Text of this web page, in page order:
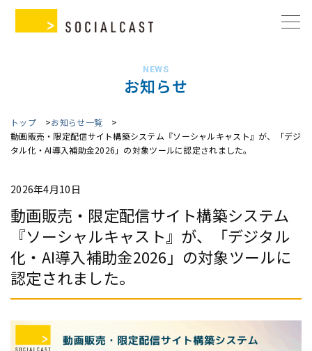
お知らせ
NEWS
トップ
お知らせ一覧
動画販売・限定配信サイト構築システム『ソーシャルキャスト』が、「デジ
タル化・AI導入補助金2026」の対象ツールに認定されました。
2026年4月10日
動画販売・限定配信サイト構築システム
『ソーシャルキャスト』が、「デジタル
化・AI導入補助金2026」の対象ツールに
認定されました。